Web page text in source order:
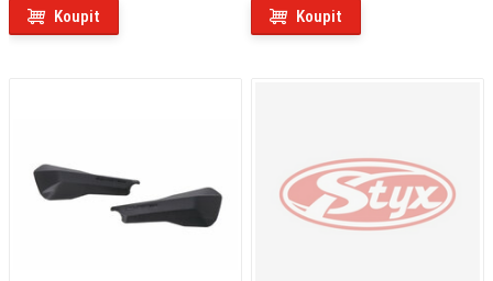
Koupit Koupit